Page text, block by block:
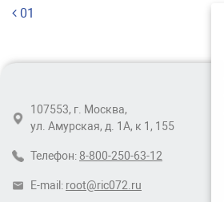
Навигация по
01
107553, г. Москва,
ул. Амурская, д. 1А, к 1, 155
Телефон: 8-800-250-63-12
E-mail: root@ric072.ru